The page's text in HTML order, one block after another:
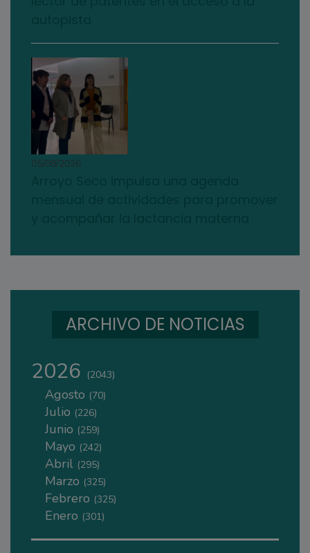
05/08/2026
ARCHIVO DE NOTICIAS
2026 (2043)
Agosto (70)
Julio (226)
Junio (259)
Mayo (242)
Abril (295)
Marzo (325)
Febrero (325)
Enero (301)